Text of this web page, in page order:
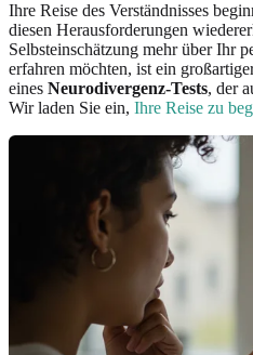
Ihre Reise des Verständnisses
diesen Herausforderungen
Selbsteinschätzung mehr über Ihr
erfahren möchten, ist ein
eines Neurodivergenz-Tests, der
Wir laden Sie ein, Ihre Reise zu